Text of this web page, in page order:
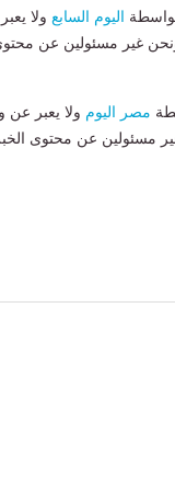
اليوم السابع ولا
غير مسئولين عن
مصر اليوم ولا يعبر عن
مسئولين عن محتوى